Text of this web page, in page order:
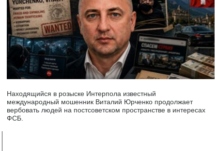
Находящийся в розыске Интерпола известный
международный мошенник Виталий Юрченко продолжает
вербовать людей на постсоветском пространстве в интересах
ФСБ.